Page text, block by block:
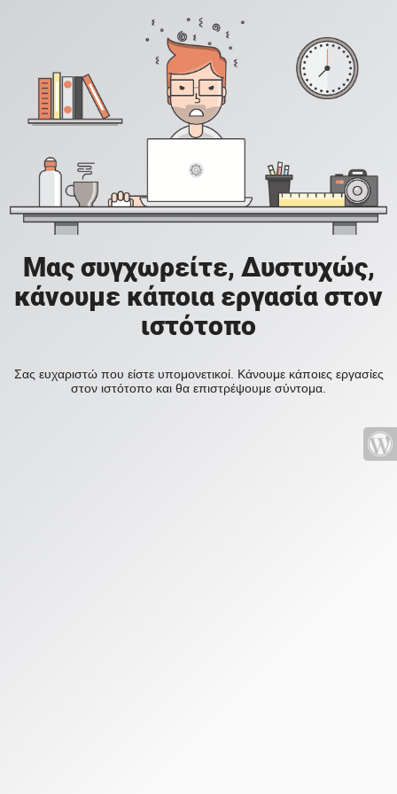
Μας συγχωρείτε, Δυστυχώς,
κάνουμε κάποια εργασία στον
ιστότοπο
Σας ευχαριστώ που είστε υπομονετικοί. Κάνουμε κάποιες εργασίες
στον ιστότοπο και θα επιστρέψουμε σύντομα.